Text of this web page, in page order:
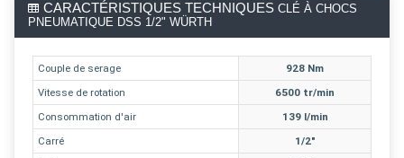
CARACTÉRISTIQUES TECHNIQUES CLÉ À CHOCS
PNEUMATIQUE DSS 1/2" WÜRTH
Couple de serage
928 Nm
Vitesse de rotation
6500 tr/min
Consommation d'air
139 l/min
Carré
1/2"